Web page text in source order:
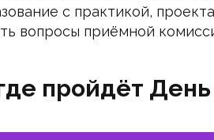
с практикой,
вопросы приёмной
пройдёт